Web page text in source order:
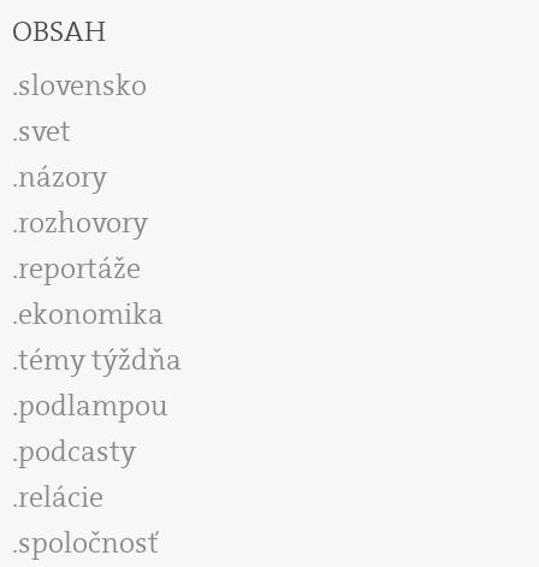
OBSAH
slovensko
svet
názory
rozhovory
reportáže
ekonomika
témy týždňa
podlampou
podcasty
relácie
spoločnosť